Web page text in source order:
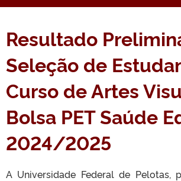
Resultado
Seleção de
Curso de Artes
Bolsa PET Saúde
2024/2025
A Universidade Federal de Pelotas,